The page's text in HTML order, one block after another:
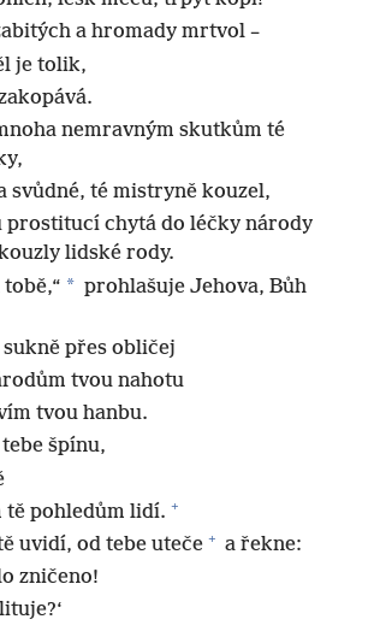
a hromady mrtvol –
je tolik,
nemravným skutkům té
svůdné, té mistryně kouzel,
prostitucí chytá do léčky národy
lidské rody.
* prohlašuje Jehova, Bůh
přes obličej
tvou nahotu
tvou hanbu.
špínu,
tě pohledům lidí. +
uvidí, od tebe uteče + a řekne:
zničeno!